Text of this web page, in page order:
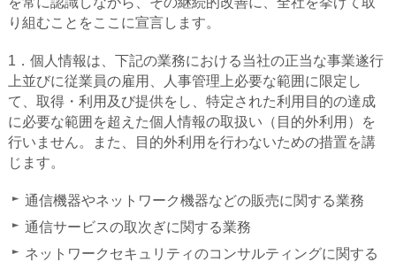
り組むことをここに宣言します。
1．個人情報は、下記の業務における当社の正当な事業遂行
上並びに従業員の雇用、人事管理上必要な範囲に限定し
て、取得・利用及び提供をし、特定された利用目的の達成
に必要な範囲を超えた個人情報の取扱い（目的外利用）を
行いません。また、目的外利用を行わないための措置を講
じます。
通信機器やネットワーク機器などの販売に関する業務
通信サービスの取次ぎに関する業務
ネットワークセキュリティのコンサルティングに関する